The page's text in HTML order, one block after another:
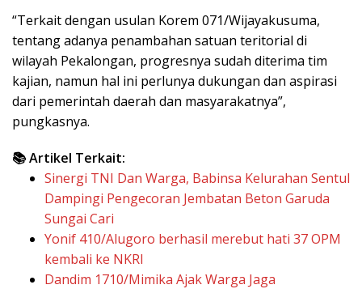
“Terkait dengan usulan Korem 071/Wijayakusuma,
tentang adanya penambahan satuan teritorial di
wilayah Pekalongan, progresnya sudah diterima tim
kajian, namun hal ini perlunya dukungan dan aspirasi
dari pemerintah daerah dan masyarakatnya”,
pungkasnya.
📚 Artikel Terkait:
Sinergi TNI Dan Warga, Babinsa Kelurahan Sentul
Dampingi Pengecoran Jembatan Beton Garuda
Sungai Cari
Yonif 410/Alugoro berhasil merebut hati 37 OPM
kembali ke NKRI
Dandim 1710/Mimika Ajak Warga Jaga